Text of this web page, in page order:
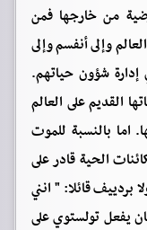
من خارجها فمن
وإلى أنفسم وإلى
شؤون حياتهم.
القديم على العالم
اما بالنسبة للموت
الحية قادر على
بردييف قائلا: " انني
يفعل تولستوي على